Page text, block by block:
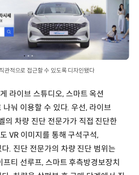
관적으로 접근할 수 있도록 디자인됐다
라이브 스튜디오, 스마트 옥션
눠 이용할 수 있다. 우선, 라이브
의 차량 진단 전문가가 직접 진단한
VR 이미지를 통해 구석구석,
. 진단 전문가의 차량 진단 범위는
티 선루프, 스마트 후측방경보장치